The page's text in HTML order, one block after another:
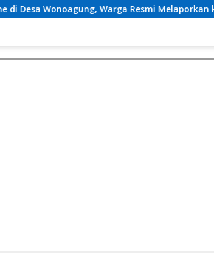
Warga Resmi Melaporkan ke Kejari Malang